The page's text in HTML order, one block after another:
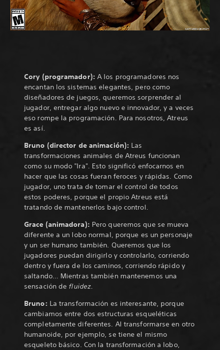
Cory (programador): A los programadores nos
encantan los sistemas elegantes, pero como
diseñadores de juegos, queremos sorprender al
jugador, entregar algo nuevo e innovador, y a veces
eso rompe la programación. Para nosotros, Atreus
es así.
Bruno (director de animación): Las
transformaciones animales de Atreus funcionan
como su modo "Ira". Esto significó enfocarnos en
hacer que las cosas fueran feroces y rápidas. Como
jugador, uno trata de tomar el control de todos
estos poderes, porque el propio Atreus está
tratando de mantenerlos bajo control.
Grace (animadora): Pero queremos que se mueva
diferente a un lobo normal, porque es un personaje
y un ser humano también. Queremos que los
jugadores puedan dirigirlo y controlarlo, corriendo
dentro y fuera de los caminos, corriendo rápido y
saltando… Mientras también mantenemos una
sensación de fluidez.
Bruno: La transformación es interesante, porque
cambiamos entre dos estructuras esqueléticas
completamente diferentes. Al transformarse en otro
humanoide, por ejemplo, se tiene el mismo
esqueleto básico. Con la transformación a lobo,